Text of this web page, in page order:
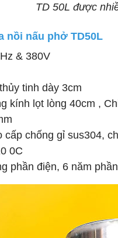
TD 50L được
nồi nấu phở TD50L
& 380V
tinh dày 3cm
kính lọt lòng 40cm ,
cấp chống gỉ sus304,
0C
phần điện, 6 năm